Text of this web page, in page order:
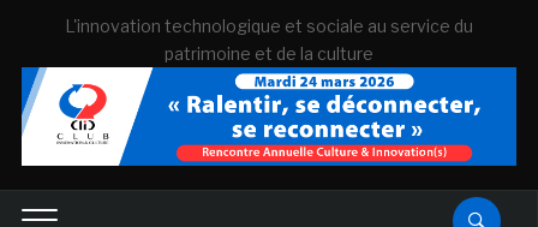
L'innovation technologique et sociale au service du
patrimoine et de la culture